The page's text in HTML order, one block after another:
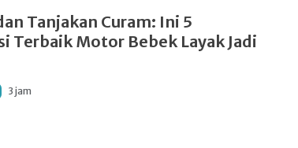
Tanjakan Curam: Ini 5
Terbaik Motor Bebek Layak Jadi
3 jam